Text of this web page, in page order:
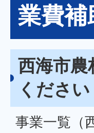
業費
西海市農
ください
事業一覧（